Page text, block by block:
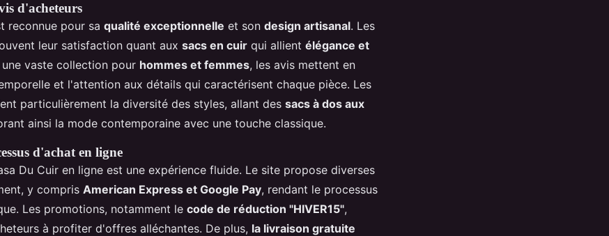
d'acheteurs
reconnue pour sa qualité exceptionnelle et son design artisanal. Les
leur satisfaction quant aux sacs en cuir qui allient élégance et
une vaste collection pour hommes et femmes, les avis mettent en
et l'attention aux détails qui caractérisent chaque pièce. Les
particulièrement la diversité des styles, allant des sacs à dos aux
ainsi la mode contemporaine avec une touche classique.
d'achat en ligne
Du Cuir en ligne est une expérience fluide. Le site propose diverses
y compris American Express et Google Pay, rendant le processus
Les promotions, notamment le code de réduction "HIVER15",
à profiter d'offres alléchantes. De plus, la livraison gratuite